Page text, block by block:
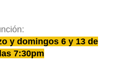
y domingos 6 y 13 de
7:30pm